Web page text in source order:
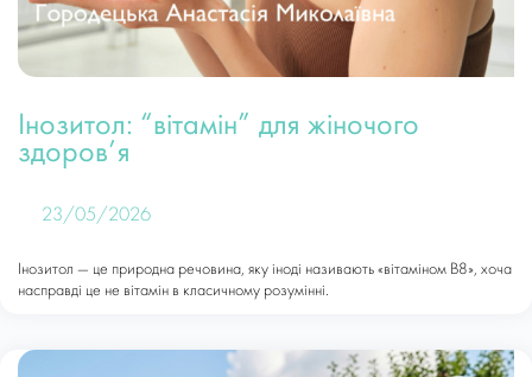
Інозитол: “вітамін” для жіночого
здоров’я
23/05/2026
Інозитол — це природна речовина, яку іноді називають «вітаміном В8», хоча
насправді це не вітамін в класичному розумінні.